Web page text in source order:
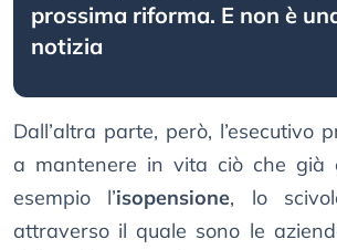
prossima riforma. E non è
notizia
Dall’altra parte, però, l’esecutivo
a mantenere in vita ciò che già
esempio l’isopensione, lo
attraverso il quale sono le